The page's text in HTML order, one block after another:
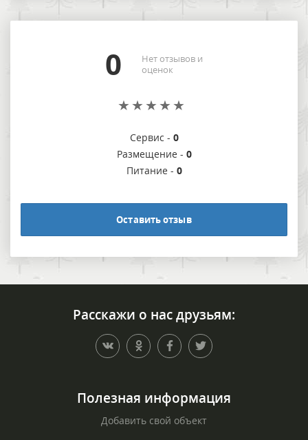
0
Нет отзывов и
оценок
Сервис - 0
Размещение - 0
Питание - 0
Оставить отзыв
Расскажи о нас друзьям:
Полезная информация
Добавить свой объект